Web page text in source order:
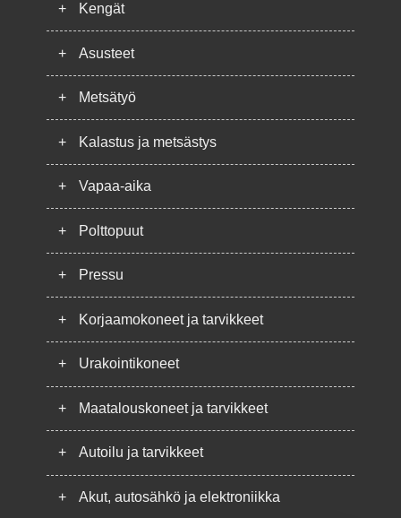
+ Kengät
+ Asusteet
+ Metsätyö
+ Kalastus ja metsästys
+ Vapaa-aika
+ Polttopuut
+ Pressu
+ Korjaamokoneet ja tarvikkeet
+ Urakointikoneet
+ Maatalouskoneet ja tarvikkeet
+ Autoilu ja tarvikkeet
+ Akut, autosähkö ja elektroniikka